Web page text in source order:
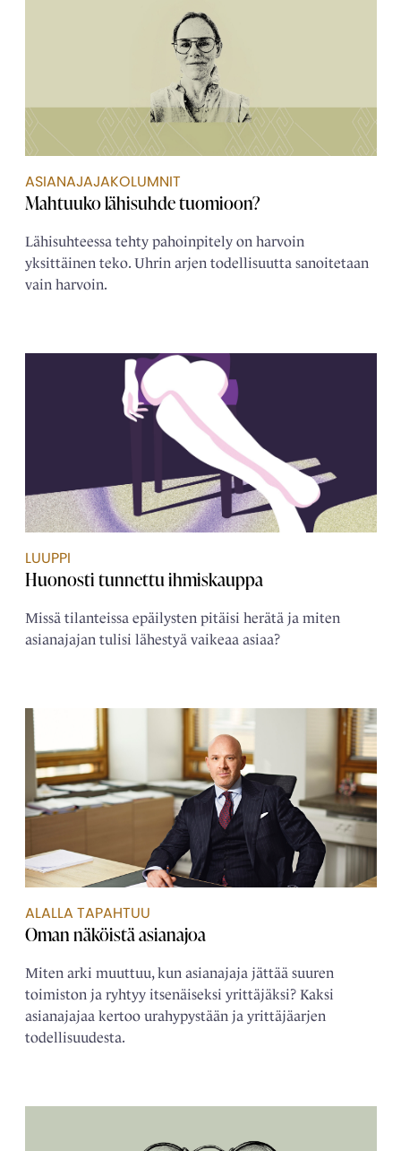
ASIANAJAJAKOLUMNIT
Mahtuuko lähisuhde tuomioon?
Lähisuhteessa tehty pahoinpitely on harvoin
yksittäinen teko. Uhrin arjen todellisuutta sanoitetaan
vain harvoin.
LUUPPI
Huonosti tunnettu ihmiskauppa
Missä tilanteissa epäilysten pitäisi herätä ja miten
asianajajan tulisi lähestyä vaikeaa asiaa?
ALALLA TAPAHTUU
Oman näköistä ­asianajoa
Miten arki muuttuu, kun asianajaja jättää suuren
toimiston ja ryhtyy itsenäiseksi yrittäjäksi? Kaksi
asianajajaa kertoo urahypystään ja yrittäjäarjen
todellisuudesta.